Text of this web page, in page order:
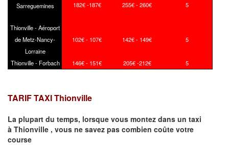
Sarreguemines
182€ -187€ 255€ - 260€ 5
Thionville - Aéroport
de Metz-Nancy-
Lorraine
102€ - 107€ 142€ - 149€ 5
Thionville - Forbach 146€ - 151€ 205€ -212€ 5
TARIF TAXI Thionville
La plupart du temps, lorsque vous montez dans un taxi
à Thionville , vous ne savez pas combien coûte votre
course